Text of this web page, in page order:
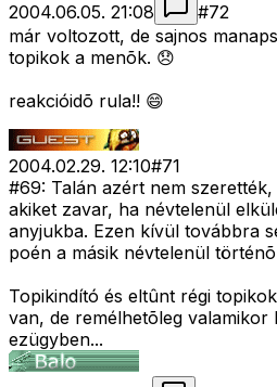
2004.06.05. 21:08 #72
már voltozott, de sajnos
topikok a menõk. 😞
reakcióidõ rula!! 😄
2004.02.29. 12:10#71
#69: Talán azért nem
akiket zavar, ha névtelenül
anyjukba. Ezen kívül továbbra
poén a másik névtelenül
Topikindító és eltûnt régi
van, de remélhetõleg valamikor
ezügyben...